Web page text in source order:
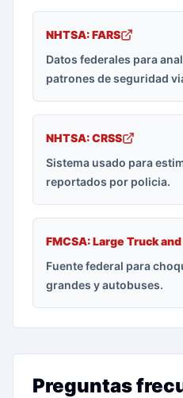
NHTSA: FARS
Datos federales para
patrones de seguridad
NHTSA: CRSS
Sistema usado para
reportados por policia.
FMCSA: Large Truck
Fuente federal para
grandes y autobuses.
Preguntas